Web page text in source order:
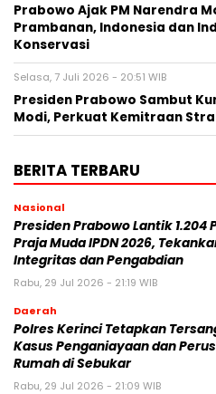
Prabowo Ajak PM Narendra
Prambanan, Indonesia dan
Konservasi
Selasa, 7 Juli 2026 - 20:51 WIB
Presiden Prabowo Sambut
Modi, Perkuat Kemitraan
BERITA TERBARU
Nasional
Presiden Prabowo Lantik 1.204
Praja Muda IPDN 2026,
Integritas dan Pengabdian
Rabu, 29 Jul 2026 - 21:19 WIB
Daerah
Polres Kerinci Tetapkan
Kasus Penganiayaan dan
Rumah di Sebukar
Rabu, 29 Jul 2026 - 21:09 WIB